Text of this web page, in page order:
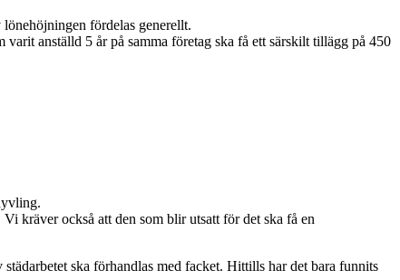
fördelas generellt.
anställd 5 år på samma företag ska få ett särskilt tillägg på 450
kräver också att den som blir utsatt för det ska få en
ska förhandlas med facket. Hittills har det bara funnits